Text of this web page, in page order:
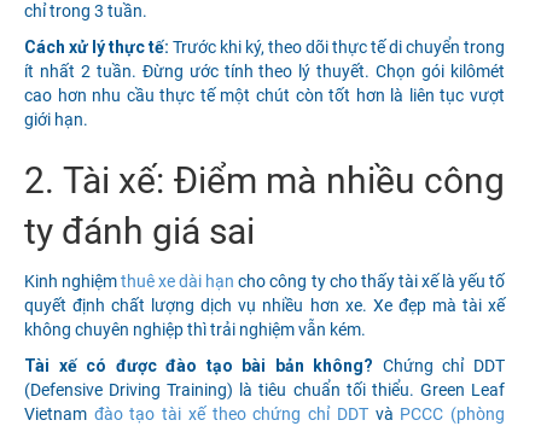
chỉ trong 3 tuần.
Cách xử lý thực tế: Trước khi ký, theo dõi thực tế di chuyển trong
ít nhất 2 tuần. Đừng ước tính theo lý thuyết. Chọn gói kilômét
cao hơn nhu cầu thực tế một chút còn tốt hơn là liên tục vượt
giới hạn.
2. Tài xế: Điểm mà nhiều công
ty đánh giá sai
Kinh nghiệmthuê xe dài hạn cho công ty cho thấy tài xế là yếu tố
quyết định chất lượng dịch vụ nhiều hơn xe. Xe đẹp mà tài xế
không chuyên nghiệp thì trải nghiệm vẫn kém.
Tài xế có được đào tạo bài bản không? Chứng chỉ DDT
(Defensive Driving Training) là tiêu chuẩn tối thiểu. Green Leaf
Vietnam đào tạo tài xế theo chứng chỉ DDTvà PCCC (phòng